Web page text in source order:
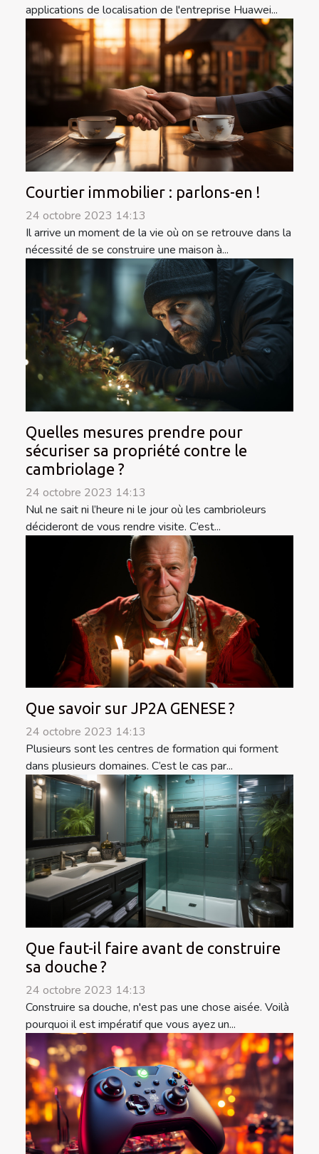
applications de localisation de l'entreprise Huawei...
Courtier immobilier : parlons-en !
24 octobre 2023 14:13
Il arrive un moment de la vie où on se retrouve dans la
nécessité de se construire une maison à...
Quelles mesures prendre pour
sécuriser sa propriété contre le
cambriolage ?
24 octobre 2023 14:13
Nul ne sait ni l’heure ni le jour où les cambrioleurs
décideront de vous rendre visite. C’est...
Que savoir sur JP2A GENESE ?
24 octobre 2023 14:13
Plusieurs sont les centres de formation qui forment
dans plusieurs domaines. C’est le cas par...
Que faut-il faire avant de construire
sa douche ?
24 octobre 2023 14:13
Construire sa douche, n'est pas une chose aisée. Voilà
pourquoi il est impératif que vous ayez un...